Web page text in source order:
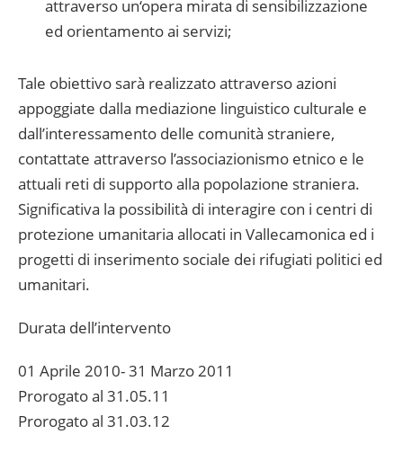
attraverso un‘opera mirata di sensibilizzazione
ed orientamento ai servizi;
Tale obiettivo sarà realizzato attraverso azioni
appoggiate dalla mediazione linguistico culturale e
dall’interessamento delle comunità straniere,
contattate attraverso l’associazionismo etnico e le
attuali reti di supporto alla popolazione straniera.
Significativa la possibilità di interagire con i centri di
protezione umanitaria allocati in Vallecamonica ed i
progetti di inserimento sociale dei rifugiati politici ed
umanitari.
Durata dell’intervento
01 Aprile 2010- 31 Marzo 2011
Prorogato al 31.05.11
Prorogato al 31.03.12